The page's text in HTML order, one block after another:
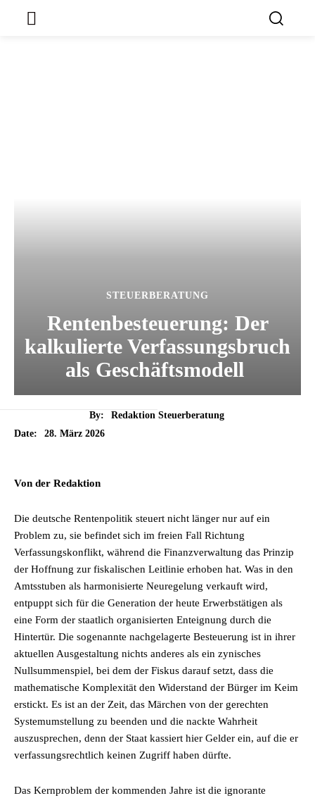
STEUERBERATUNG
Rentenbesteuerung: Der
kalkulierte Verfassungsbruch
als Geschäftsmodell
By:
Redaktion Steuerberatung
Date:
28. März 2026
Von der Redaktion
Die deutsche Rentenpolitik steuert nicht länger nur auf ein
Problem zu, sie befindet sich im freien Fall Richtung
Verfassungskonflikt, während die Finanzverwaltung das Prinzip
der Hoffnung zur fiskalischen Leitlinie erhoben hat. Was in den
Amtsstuben als harmonisierte Neuregelung verkauft wird,
entpuppt sich für die Generation der heute Erwerbstätigen als
eine Form der staatlich organisierten Enteignung durch die
Hintertür. Die sogenannte nachgelagerte Besteuerung ist in ihrer
aktuellen Ausgestaltung nichts anderes als ein zynisches
Nullsummenspiel, bei dem der Fiskus darauf setzt, dass die
mathematische Komplexität den Widerstand der Bürger im Keim
erstickt. Es ist an der Zeit, das Märchen von der gerechten
Systemumstellung zu beenden und die nackte Wahrheit
auszusprechen, denn der Staat kassiert hier Gelder ein, auf die er
verfassungsrechtlich keinen Zugriff haben dürfte.
Das Kernproblem der kommenden Jahre ist die ignorante